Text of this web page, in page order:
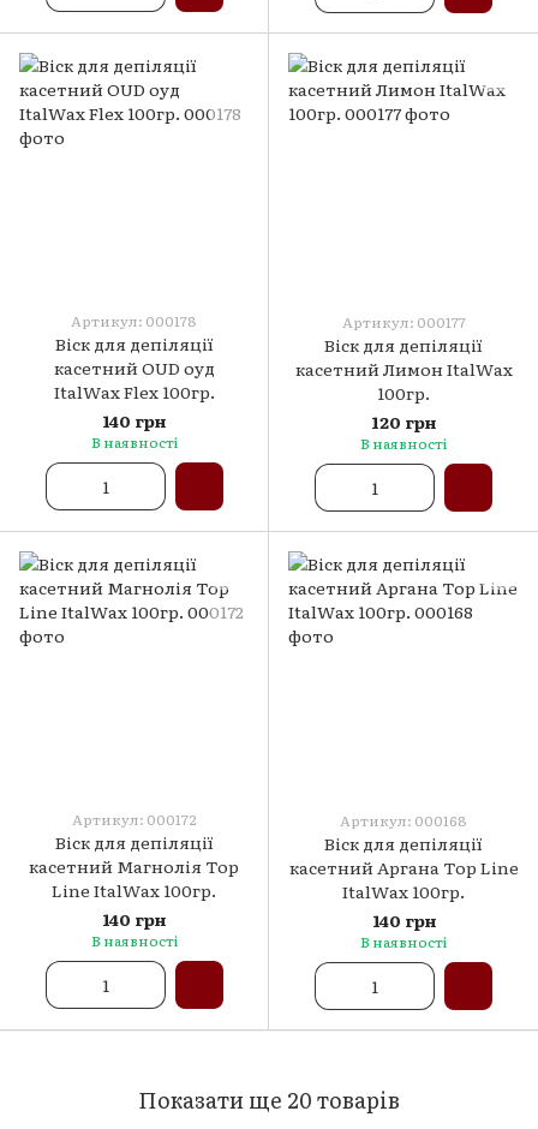
Артикул: 000178
Віск для депіляції
касетний OUD оуд
ItalWax Flex 100гр.
140 грн
В наявності
Артикул: 000177
Віск для депіляції
касетний Лимон ItalWax
100гр.
120 грн
В наявності
Артикул: 000172
Віск для депіляції
касетний Магнолія Top
Line ItalWax 100гр.
140 грн
В наявності
Артикул: 000168
Віск для депіляції
касетний Аргана Top Line
ItalWax 100гр.
140 грн
В наявності
Показати ще 20 товарів